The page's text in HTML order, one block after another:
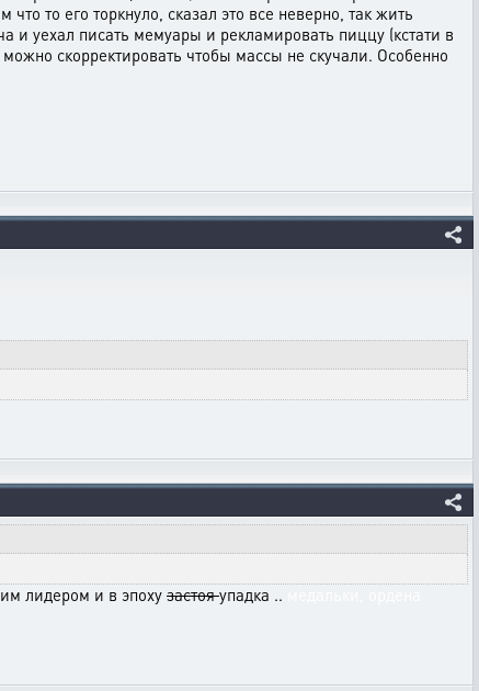
то его торкнуло, сказал это все неверно, так жить
и уехал писать мемуары и рекламировать пиццу (кстати в
скорректировать чтобы массы не скучали. Особенно
лидером и в эпоху застояупадка ..